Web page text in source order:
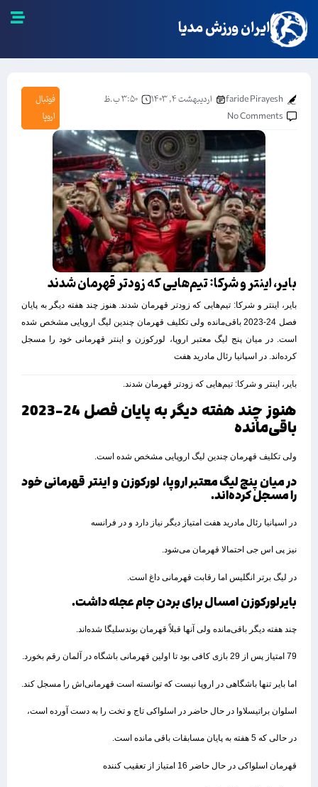
ایران ورزش مدیا
faride Pirayesh اردیبهشت ۴, ۱۴۰۳
۳:۵۰ ب.ظ
No Comments
فوتبال
اروپا
بایر، اینتر و شرکا: تیم‌هایی که زودتر قهرمان شدند
بایر، اینتر و شرکا: تیم‌هایی که زودتر قهرمان شدند. هنوز چند هفته دیگر به پایان
فصل 24-2023 باقی‌مانده ولی تکلیف قهرمان چندین لیگ اروپایی مشخص شده
است. در میان پنج لیگ معتبر اروپا، لورکوزن و اینتر قهرمانی خود را مسجل
کرده‌اند. در اسپانیا رئال مادرید هفت
بایر، اینتر و شرکا: تیم‌هایی که زودتر قهرمان شدند.
هنوز چند هفته دیگر به پایان فصل 24-2023
باقی‌مانده
ولی تکلیف قهرمان چندین لیگ اروپایی مشخص شده است.
در میان پنج لیگ معتبر اروپا، لورکوزن و اینتر قهرمانی خود
را مسجل کرده‌اند.
در اسپانیا رئال مادرید هفت امتیاز دیگر نیاز دارد و در فرانسه
نیز پی اس جی احتمالا قهرمان می‌شود.
در لیگ برتر انگلیس اما رقابت قهرمانی داغ است.
بایرلورکوزن امسال برای بردن جام عجله داشت.
چند هفته دیگر باقی‌مانده ولی آنها قبلاً قهرمان بوندسلیگا شده‌اند.
79 امتیاز پس از 29 بازی کافی بود تا اولین قهرمانی باشگاه در آلمان رقم بخورد.
اما بایر تنها باشگاهی در اروپا نیست که توانسته است قهرمانی‌اش را مسجل کند.
اسلوان براتیسلاوا در حال حاضر در اسلواکی تاج و تخت را به دست آورده است،
در حالی که 5 هفته به پایان مسابقات باقی مانده است.
قهرمان اسلواکی در حال حاضر 16 امتیاز از تعقیب کننده